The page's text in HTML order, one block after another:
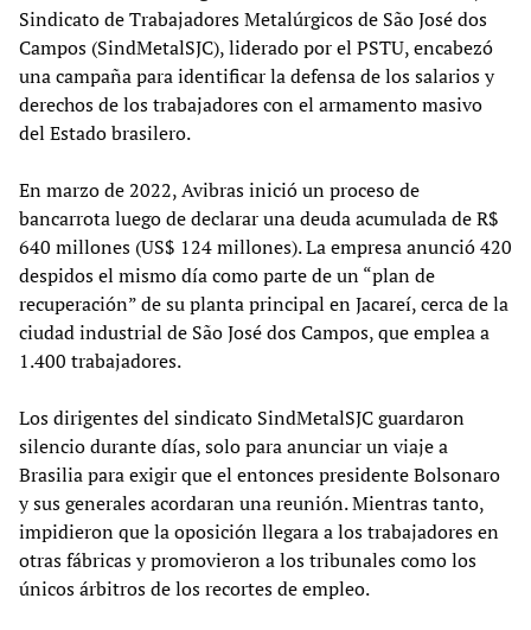
Sindicato de Trabajadores Metalúrgicos de São José dos
Campos (SindMetalSJC), liderado por el PSTU, encabezó
una campaña para identificar la defensa de los salarios y
derechos de los trabajadores con el armamento masivo
del Estado brasilero.
En marzo de 2022, Avibras inició un proceso de
bancarrota luego de declarar una deuda acumulada de R$
640 millones (US$ 124 millones). La empresa anunció 420
despidos el mismo día como parte de un “plan de
recuperación” de su planta principal en Jacareí, cerca de la
ciudad industrial de São José dos Campos, que emplea a
1.400 trabajadores.
Los dirigentes del sindicato SindMetalSJC guardaron
silencio durante días, solo para anunciar un viaje a
Brasilia para exigir que el entonces presidente Bolsonaro
y sus generales acordaran una reunión. Mientras tanto,
impidieron que la oposición llegara a los trabajadores en
otras fábricas y promovieron a los tribunales como los
únicos árbitros de los recortes de empleo.